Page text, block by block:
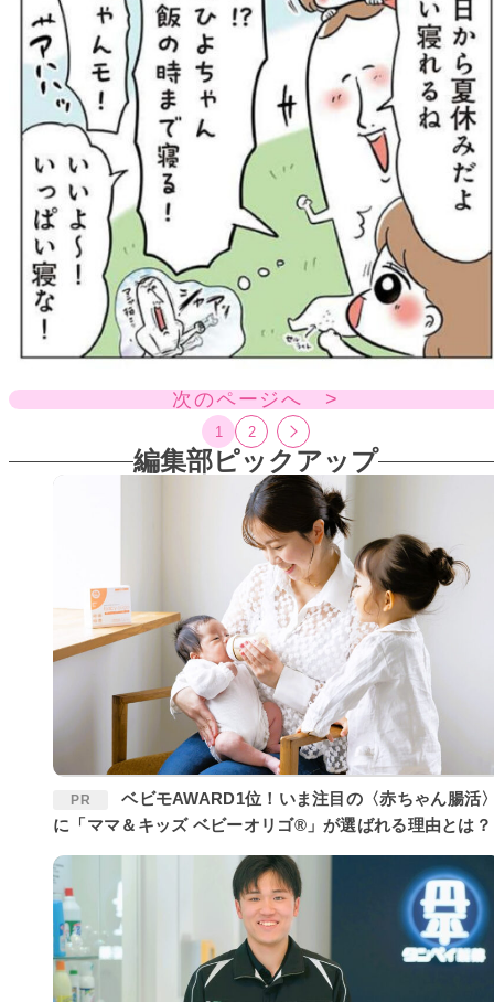
次のページへ >
1 2
編集部ピックアップ
PR
ベビモAWARD1位！いま注目の〈赤ちゃん腸活〉
に「ママ＆キッズ ベビーオリゴ®」が選ばれる理由とは？